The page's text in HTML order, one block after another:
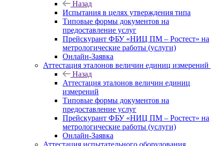
Назад
Испытания в целях утверждения типа
Типовые формы документов на
предоставление услуг
Прейскурант ФБУ «НИЦ ПМ – Ростест» на
метрологические работы (услуги)
Онлайн-Заявка
Аттестация эталонов величин единиц измерений
Назад
Аттестация эталонов величин единиц
измерений
Типовые формы документов на
предоставление услуг
Прейскурант ФБУ «НИЦ ПМ – Ростест» на
метрологические работы (услуги)
Онлайн-Заявка
Аттестация испытательного оборудования